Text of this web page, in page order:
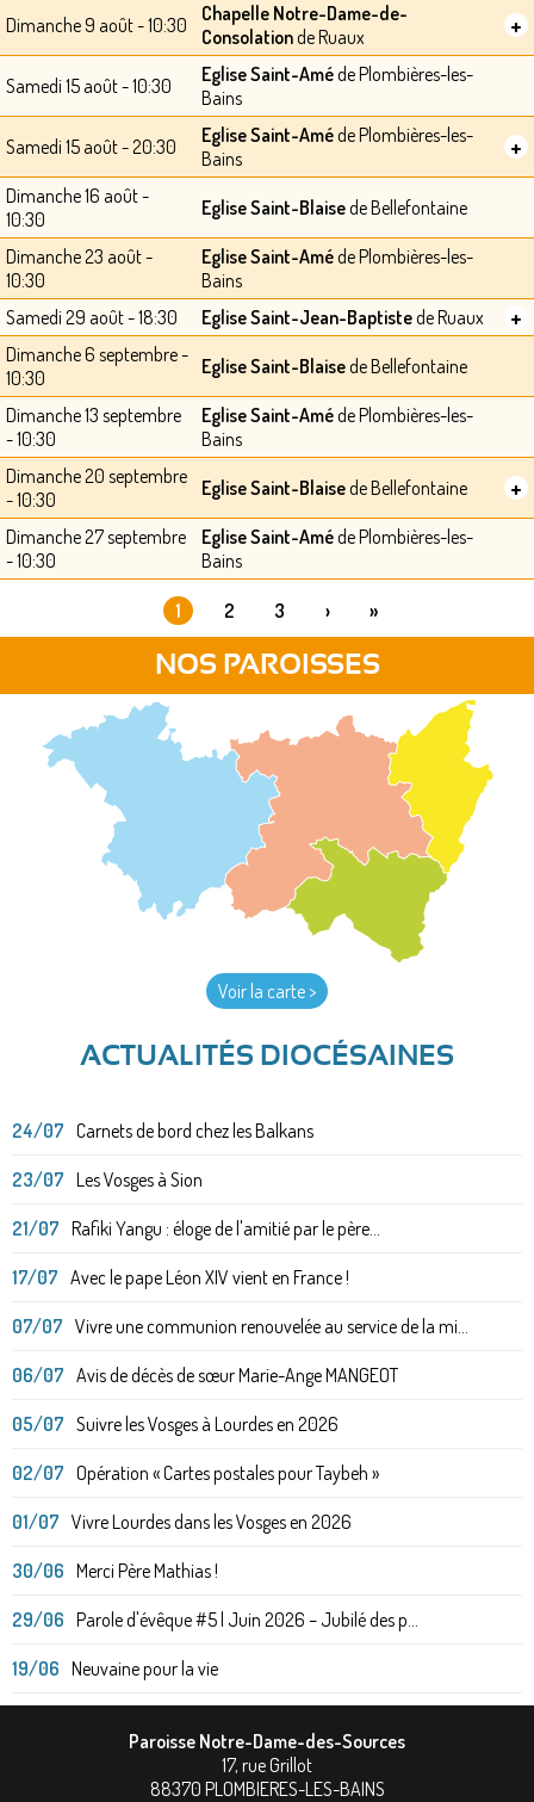
Dimanche 9 août - 10:30
Chapelle Notre-Dame-de-
Consolationde Ruaux +
Samedi 15 août - 10:30 Eglise Saint-Améde Plombières-les-
Bains
Samedi 15 août - 20:30 Eglise Saint-Améde Plombières-les-
Bains
+
Dimanche 16 août -
10:30
Eglise Saint-Blaisede Bellefontaine
Dimanche 23 août -
10:30
Eglise Saint-Améde Plombières-les-
Bains
Samedi 29 août - 18:30
Eglise Saint-Jean-Baptistede Ruaux +
Dimanche 6 septembre -
10:30
Eglise Saint-Blaisede Bellefontaine
Dimanche 13 septembre
- 10:30
Eglise Saint-Améde Plombières-les-
Bains
Dimanche 20 septembre
- 10:30
Eglise Saint-Blaisede Bellefontaine +
Dimanche 27 septembre
- 10:30
Eglise Saint-Améde Plombières-les-
Bains
1 2 3 › »
NOS PAROISSES
Voir la carte >
ACTUALITÉS DIOCÉSAINES
24/07 Carnets de bord chez les Balkans
23/07 Les Vosges à Sion
21/07 Rafiki Yangu : éloge de l'amitié par le père...
17/07 Avec le pape Léon XIV vient en France !
07/07 Vivre une communion renouvelée au service de la mi...
06/07 Avis de décès de sœur Marie-Ange MANGEOT
05/07 Suivre les Vosges à Lourdes en 2026
02/07 Opération « Cartes postales pour Taybeh »
01/07 Vivre Lourdes dans les Vosges en 2026
30/06 Merci Père Mathias !
29/06 Parole d'évêque #5 | Juin 2026 – Jubilé des p...
19/06 Neuvaine pour la vie
Paroisse Notre-Dame-des-Sources
17, rue Grillot
88370 PLOMBIERES-LES-BAINS